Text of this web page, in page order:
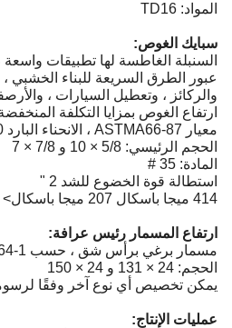
المواد: TD16
سبايك الغوص:
السنبلة الغاطسة لها تطبيقات واسعة
عبور الطرق السريعة للبناء الخشبي
والركائز ، وتعطيل السيارات ،
ارتفاع الغوص بمزايا التكلفة
معيار ASTMA66-87 ، الانحناء البارد 90 درجة دون صدع.
الحجم الرئيسي: 5/8 × 10 و 7/8 × 7
المادة: 35 #
استطالة قوة الخضوع للشد 2 "
414 ميجا باسكال 207 ميجا باسكال> 18٪
ارتفاع المسمار رئيس عرافة:
مسمار برغي برأس شق ، حسب UIC864-1
الحجم: 24 × 131 و 24 × 150
يمكن تخصيص أي نوع آخر وفقًا
عمليات الإنتاج: